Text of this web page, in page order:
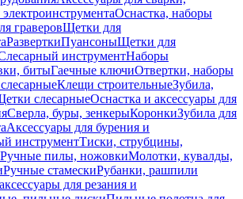
Оснастка, наборы
граверовЩетки для
РазверткиПуансоныЩетки для
инструментНаборы
битыГаечные ключиОтвертки, наборы
Клещи строительныеЗубила,
слесарныеОснастка и аксессуары для
Сверла, буры, зенкерыКоронкиЗубила для
Аксессуары для бурения и
инструментТиски, струбцины,
Ручные пилы, ножовкиМолотки, кувалды,
Ручные стамескиРубанки, рашпили
для резания и